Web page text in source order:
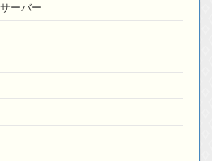
ーバー